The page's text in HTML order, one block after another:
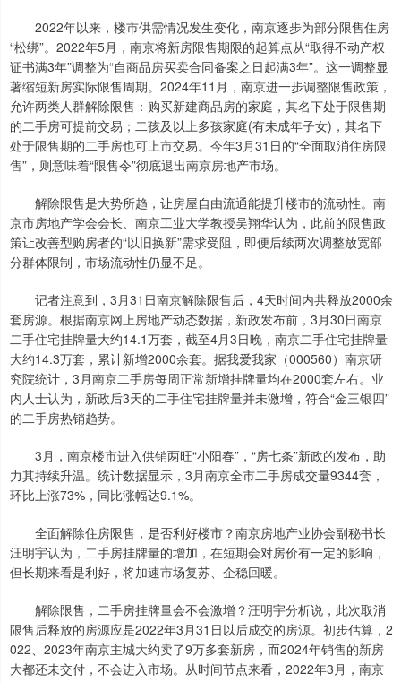
2022年以来，楼市供需情况发生变化，南京逐步为部分限售住房
“松绑”。2022年5月，南京将新房限售期限的起算点从“取得不动产权
证书满3年”调整为“自商品房买卖合同备案之日起满3年”。这一调整显
著缩短新房实际限售周期。2024年11月，南京进一步调整限售政策，
允许两类人群解除限售：购买新建商品房的家庭，其名下处于限售期
的二手房可提前交易；二孩及以上多孩家庭(有未成年子女)，其名下
处于限售期的二手房也可上市交易。今年3月31日的“全面取消住房限
售”，则意味着“限售令”彻底退出南京房地产市场。
解除限售是大势所趋，让房屋自由流通能提升楼市的流动性。南
京市房地产学会会长、南京工业大学教授吴翔华认为，此前的限售政
策让改善型购房者的“以旧换新”需求受阻，即便后续两次调整放宽部
分群体限制，市场流动性仍显不足。
记者注意到，3月31日南京解除限售后，4天时间内共释放2000余
套房源。根据南京网上房地产动态数据，新政发布前，3月30日南京
二手住宅挂牌量大约14.1万套，截至4月3日晚，南京二手住宅挂牌量
大约14.3万套，累计新增2000余套。据我爱我家（000560）南京研
究院统计，3月南京二手房每周正常新增挂牌量均在2000套左右。业
内人士认为，新政后3天的二手住宅挂牌量并未激增，符合“金三银四”
的二手房热销趋势。
3月，南京楼市进入供销两旺“小阳春”，“房七条”新政的发布，助
力其持续升温。统计数据显示，3月南京全市二手房成交量9344套，
环比上涨73%，同比涨幅达9.1%。
全面解除住房限售，是否利好楼市？南京房地产业协会副秘书长
汪明宇认为，二手房挂牌量的增加，在短期会对房价有一定的影响，
但长期来看是利好，将加速市场复苏、企稳回暖。
解除限售，二手房挂牌量会不会激增？汪明宇分析说，此次取消
限售后释放的房源应是2022年3月31日以后成交的房源。初步估算，2
022、2023年南京主城大约卖了9万多套新房，而2024年销售的新房
大都还未交付，不会进入市场。从时间节点来看，2022年3月，南京